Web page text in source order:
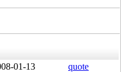
01-13 quote